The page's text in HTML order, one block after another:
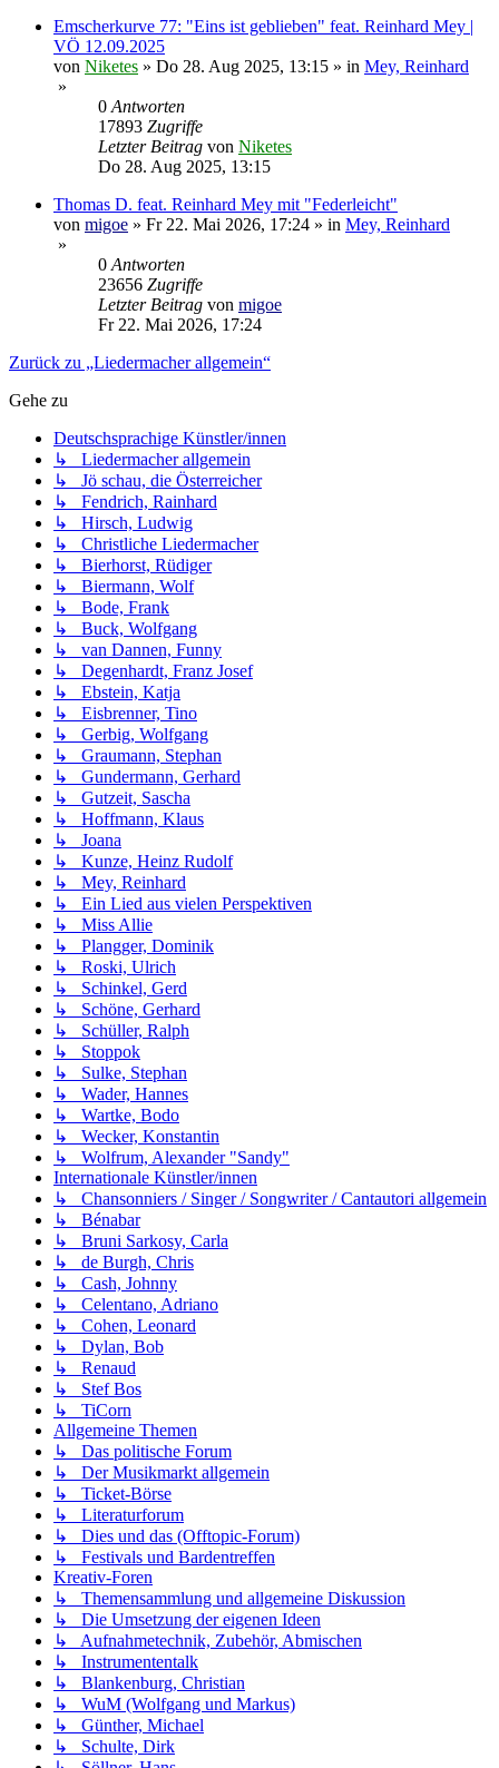
Emscherkurve 77: "Eins ist geblieben" feat. Reinhard Mey |
VÖ 12.09.2025
von Niketes » Do 28. Aug 2025, 13:15 » in Mey, Reinhard
»
0 Antworten
17893 Zugriffe
Letzter Beitrag von Niketes
Do 28. Aug 2025, 13:15
Thomas D. feat. Reinhard Mey mit "Federleicht"
von migoe » Fr 22. Mai 2026, 17:24 » in Mey, Reinhard
»
0 Antworten
23656 Zugriffe
Letzter Beitrag von migoe
Fr 22. Mai 2026, 17:24
Zurück zu „Liedermacher allgemein“
Gehe zu
Deutschsprachige Künstler/innen
↳ Liedermacher allgemein
↳ Jö schau, die Österreicher
↳ Fendrich, Rainhard
↳ Hirsch, Ludwig
↳ Christliche Liedermacher
↳ Bierhorst, Rüdiger
↳ Biermann, Wolf
↳ Bode, Frank
↳ Buck, Wolfgang
↳ van Dannen, Funny
↳ Degenhardt, Franz Josef
↳ Ebstein, Katja
↳ Eisbrenner, Tino
↳ Gerbig, Wolfgang
↳ Graumann, Stephan
↳ Gundermann, Gerhard
↳ Gutzeit, Sascha
↳ Hoffmann, Klaus
↳ Joana
↳ Kunze, Heinz Rudolf
↳ Mey, Reinhard
↳ Ein Lied aus vielen Perspektiven
↳ Miss Allie
↳ Plangger, Dominik
↳ Roski, Ulrich
↳ Schinkel, Gerd
↳ Schöne, Gerhard
↳ Schüller, Ralph
↳ Stoppok
↳ Sulke, Stephan
↳ Wader, Hannes
↳ Wartke, Bodo
↳ Wecker, Konstantin
↳ Wolfrum, Alexander "Sandy"
Internationale Künstler/innen
↳ Chansonniers / Singer / Songwriter / Cantautori allgemein
↳ Bénabar
↳ Bruni Sarkosy, Carla
↳ de Burgh, Chris
↳ Cash, Johnny
↳ Celentano, Adriano
↳ Cohen, Leonard
↳ Dylan, Bob
↳ Renaud
↳ Stef Bos
↳ TiCorn
Allgemeine Themen
↳ Das politische Forum
↳ Der Musikmarkt allgemein
↳ Ticket-Börse
↳ Literaturforum
↳ Dies und das (Offtopic-Forum)
↳ Festivals und Bardentreffen
Kreativ-Foren
↳ Themensammlung und allgemeine Diskussion
↳ Die Umsetzung der eigenen Ideen
↳ Aufnahmetechnik, Zubehör, Abmischen
↳ Instrumententalk
↳ Blankenburg, Christian
↳ WuM (Wolfgang und Markus)
↳ Günther, Michael
↳ Schulte, Dirk